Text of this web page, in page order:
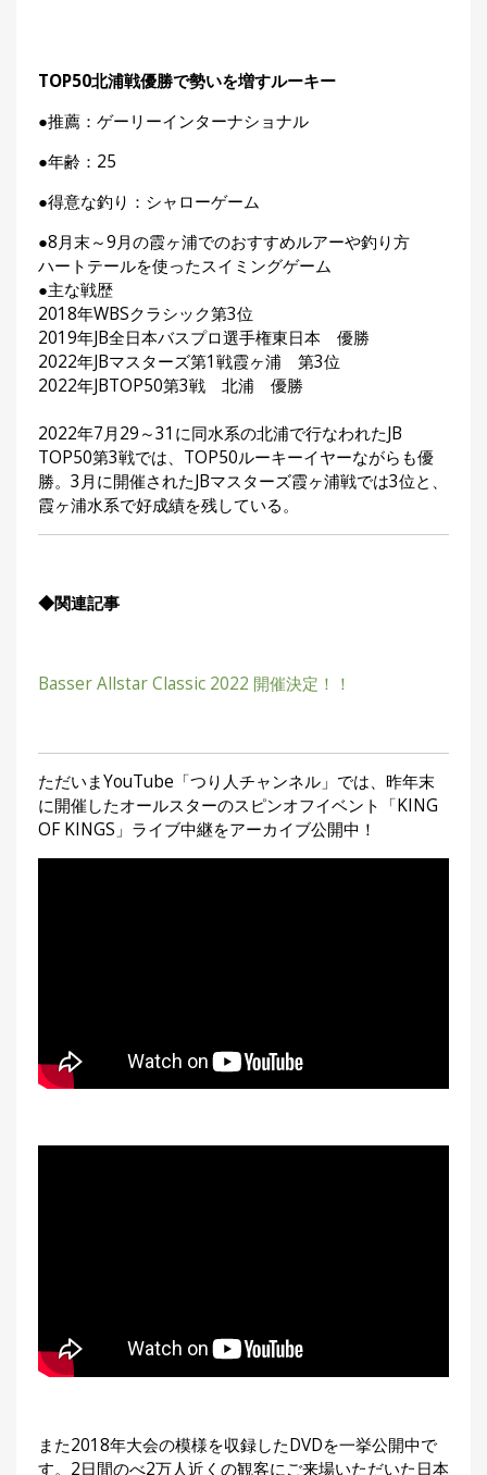
TOP50北浦戦優勝で勢いを増すルーキー
●推薦：ゲーリーインターナショナル
●年齢：25
●得意な釣り：シャローゲーム
●8月末～9月の霞ヶ浦でのおすすめルアーや釣り方
ハートテールを使ったスイミングゲーム
●主な戦歴
2018年WBSクラシック第3位
2019年JB全日本バスプロ選手権東日本 優勝
2022年JBマスターズ第1戦霞ヶ浦 第3位
2022年JBTOP50第3戦 北浦 優勝
2022年7月29～31に同水系の北浦で行なわれたJB
TOP50第3戦では、TOP50ルーキーイヤーながらも優
勝。3月に開催されたJBマスターズ霞ヶ浦戦では3位と、
霞ヶ浦水系で好成績を残している。
◆関連記事
Basser Allstar Classic 2022 開催決定！！
ただいまYouTube「つり人チャンネル」では、昨年末
に開催したオールスターのスピンオフイベント「KING
OF KINGS」ライブ中継をアーカイブ公開中！
また2018年大会の模様を収録したDVDを一挙公開中で
す。2日間のべ2万人近くの観客にご来場いただいた日本